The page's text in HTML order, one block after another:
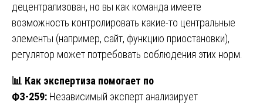
децентрализован, но вы как команда имеете
возможность контролировать какие-то центральные
элементы (например, сайт, функцию приостановки),
регулятор может потребовать соблюдения этих норм.
📊 Как экспертиза помогает по
ФЗ-259: Независимый эксперт анализирует